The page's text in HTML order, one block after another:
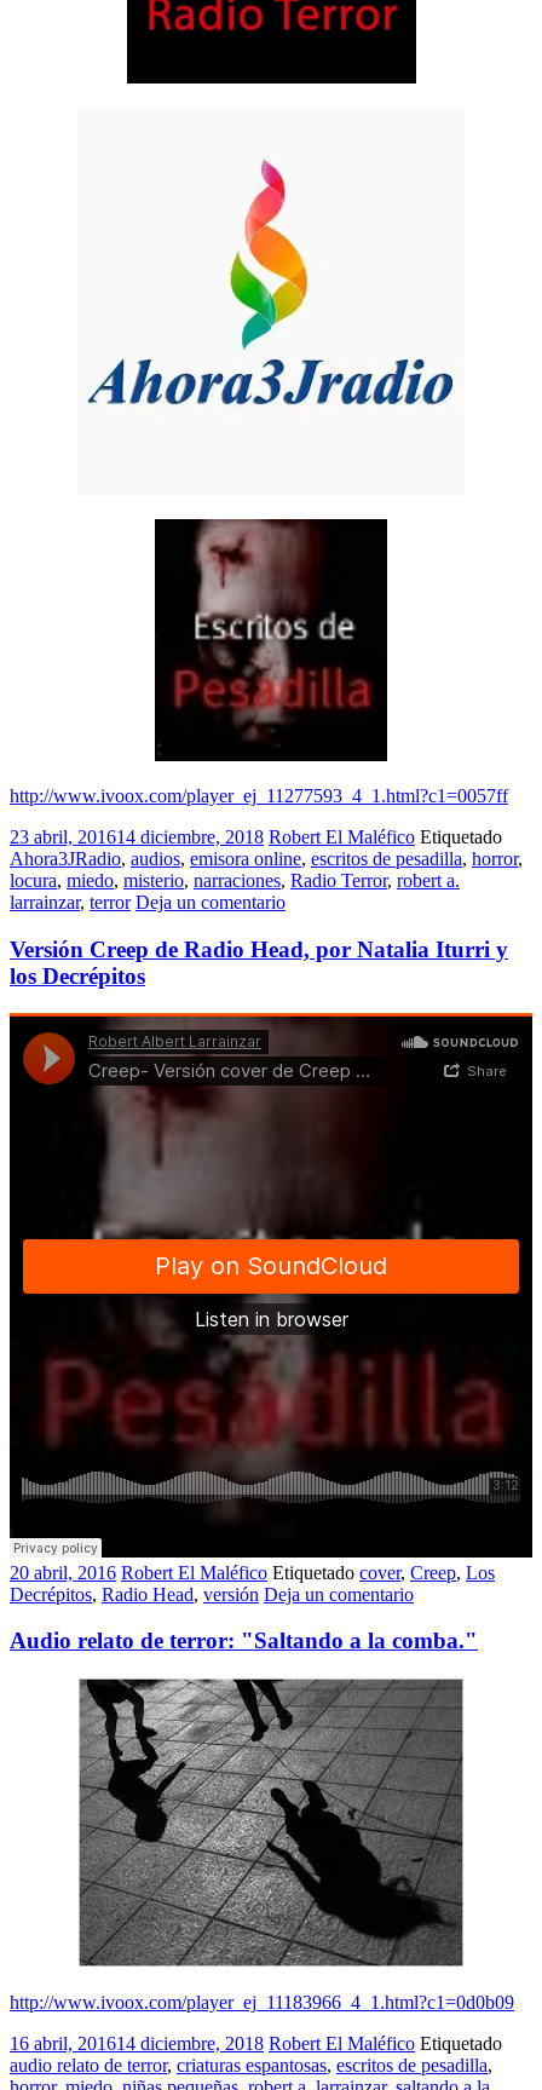
http://www.ivoox.com/player_ej_11277593_4_1.html?c1=0057ff
23 abril, 201614 diciembre, 2018 Robert El Maléfico Etiquetado
Ahora3JRadio, audios, emisora online, escritos de pesadilla, horror,
locura, miedo, misterio, narraciones, Radio Terror, robert a.
larrainzar, terror Deja un comentario
Versión Creep de Radio Head, por Natalia Iturri y
los Decrépitos
20 abril, 2016 Robert El Maléfico Etiquetado cover, Creep, Los
Decrépitos, Radio Head, versión Deja un comentario
Audio relato de terror: "Saltando a la comba."
http://www.ivoox.com/player_ej_11183966_4_1.html?c1=0d0b09
16 abril, 201614 diciembre, 2018 Robert El Maléfico Etiquetado
audio relato de terror, criaturas espantosas, escritos de pesadilla,